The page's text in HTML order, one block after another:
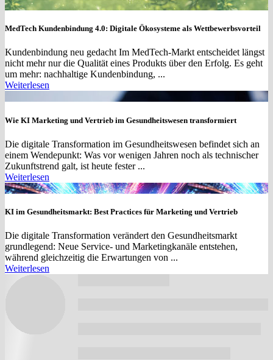
MedTech Kundenbindung 4.0: Digitale Ökosysteme als Wettbewerbsvorteil
Kundenbindung neu gedacht Im MedTech-Markt entscheidet längst
nicht mehr nur die Qualität eines Produkts über den Erfolg. Es geht
um mehr: nachhaltige Kundenbindung, ...
Weiterlesen
Wie KI Marketing und Vertrieb im Gesundheitswesen transformiert
Die digitale Transformation im Gesundheitswesen befindet sich an
einem Wendepunkt: Was vor wenigen Jahren noch als technischer
Zukunftstrend galt, ist heute fester ...
Weiterlesen
KI im Gesundheitsmarkt: Best Practices für Marketing und Vertrieb
Die digitale Transformation verändert den Gesundheitsmarkt
grundlegend: Neue Service- und Marketingkanäle entstehen,
während gleichzeitig die Erwartungen von ...
Weiterlesen